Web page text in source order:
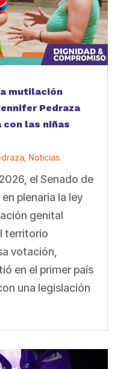
mutilación
Pedraza
las niñas
, Noticias
el Senado de
plenaria la ley
genital
territorio
votación,
en el primer país
una legislación